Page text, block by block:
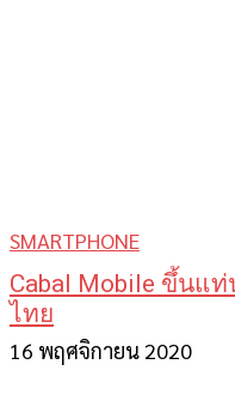
SMARTPHONE
Cabal Mobile ขึ้นแ
ไทย
16 พฤศจิกายน 2020